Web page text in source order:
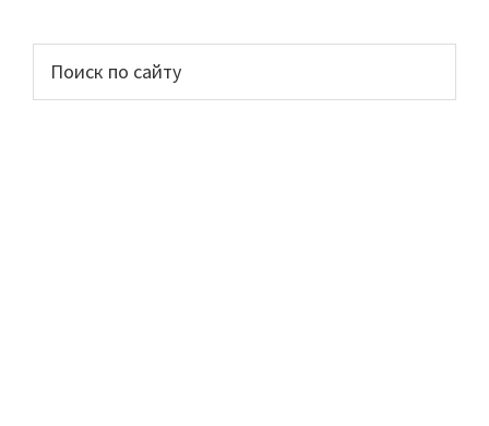
Основной
сайдбар